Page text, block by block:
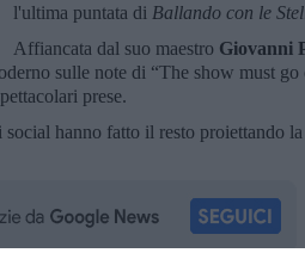
l'ultima puntata di Ballando con le
Affiancata dal suo maestro Giovanni
sulle note di “The show must go
prese.
hanno fatto il resto proiettando